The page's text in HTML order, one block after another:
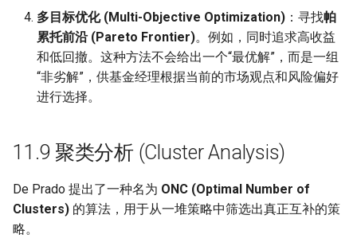
多目标优化 (Multi-Objective Optimization) ：寻找帕
累托前沿 (Pareto Frontier)。例如，同时追求高收益
和低回撤。这种方法不会给出一个“最优解”，而是一组
“非劣解”，供基金经理根据当前的市场观点和风险偏好
进行选择。
11.9 聚类分析 (Cluster Analysis)
De Prado 提出了一种名为 ONC (Optimal Number of
Clusters) 的算法，用于从一堆策略中筛选出真正互补的策
略。